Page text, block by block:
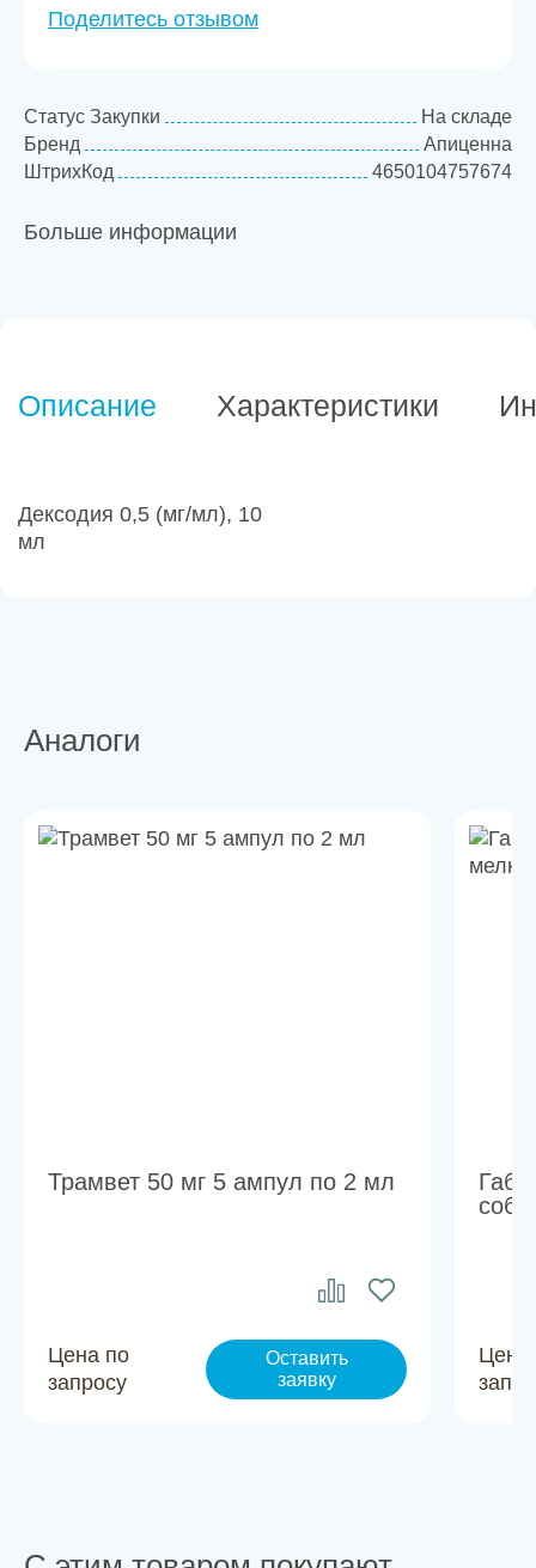
Поделитесь отзывом
Статус Закупки
На складе
Бренд
Апиценна
ШтрихКод
4650104757674
Больше информации
Описание Характеристики
Дексодия 0,5 (мг/мл), 10
мл
Аналоги
Трамвет 50 мг 5 ампул по 2 мл
Цена по
запросу
Оставить
заявку
Цена